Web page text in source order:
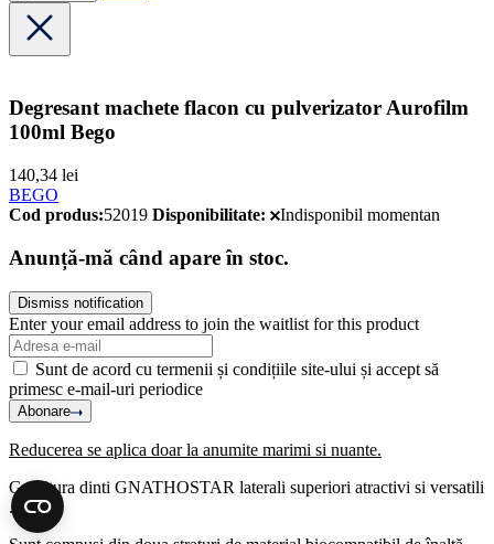
Degresant machete flacon cu pulverizator Aurofilm
100ml Bego
140,34 lei
BEGO
Cod produs:52019 Disponibilitate: Indisponibil momentan
Anunță-mă când apare în stoc.
Dismiss notification
Enter your email address to join the waitlist for this product
Sunt de acord cu termenii și condițiile site-ului și accept să
primesc e-mail-uri periodice
Abonare
Reducerea se aplica doar la anumite marimi si nuante.
Garnitura dinti GNATHOSTAR laterali superiori atractivi si versatili
.